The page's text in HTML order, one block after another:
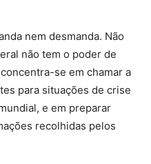
nem desmanda. Não
não tem o poder de
se em chamar a
para situações de crise
e em preparar
recolhidas pelos